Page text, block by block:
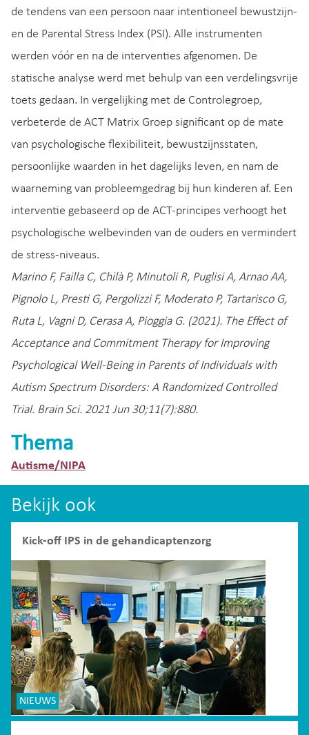
de tendens van een persoon naar intentioneel bewustzijn-
en de Parental Stress Index (PSI). Alle instrumenten
werden vóór en na de interventies afgenomen. De
statische analyse werd met behulp van een verdelingsvrije
toets gedaan. In vergelijking met de Controlegroep,
verbeterde de ACT Matrix Groep significant op de mate
van psychologische flexibiliteit, bewustzijnsstaten,
persoonlijke waarden in het dagelijks leven, en nam de
waarneming van probleemgedrag bij hun kinderen af. Een
interventie gebaseerd op de ACT-principes verhoogt het
psychologische welbevinden van de ouders en vermindert
de stress-niveaus.
Marino F, Failla C, Chilà P, Minutoli R, Puglisi A, Arnao AA,
Pignolo L, Presti G, Pergolizzi F, Moderato P, Tartarisco G,
Ruta L, Vagni D, Cerasa A, Pioggia G. (2021). The Effect of
Acceptance and Commitment Therapy for Improving
Psychological Well-Being in Parents of Individuals with
Autism Spectrum Disorders: A Randomized Controlled
Trial. Brain Sci. 2021 Jun 30;11(7):880.
Thema
Autisme/NIPA
Bekijk ook
Kick-off IPS in de gehandicaptenzorg
NIEUWS